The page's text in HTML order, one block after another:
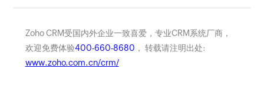
Zoho CRM受国内外企业一致喜爱，专业CRM系统厂商，
欢迎免费体验400-660-8680 ， 转载请注明出处:
www.zoho.com.cn/crm/